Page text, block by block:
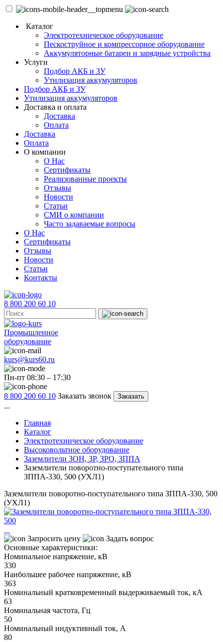
Каталог
Электротехническое оборудование
Пескоструйное и компрессорное оборудование
Аккумуляторные батареи и зарядные устройства
Услуги
Подбор АКБ и ЗУ
Утилизация аккумуляторов
Подбор АКБ и ЗУ
Утилизация аккумуляторов
Доставка и оплата
Доставка
Оплата
Доставка
Оплата
О компании
О Нас
Сертификаты
Реализованные проекты
Отзывы
Новости
Статьи
СМИ о компании
Часто задаваемые вопросы
О Нас
Сертификаты
Отзывы
Новости
Статьи
Контакты
8 800 200 60 10
Промышленное
оборудование
kurs@kurs60.ru
Пн-пт 08:30 – 17:30
8 800 200 60 10 Заказать звонок Заказать
...
Главная
Каталог
Электротехническое оборудование
Высоковольтное оборудование
Заземлители ЗОН, ЗР, ЗРО, ЗППА
Заземлители поворотно-поступательного типа
ЗППА-330, 500 (УХЛ1)
Заземлители поворотно-поступательного типа ЗППА-330, 500
(УХЛ1)
Запросить цену
Задать вопрос
Основные характеристики:
Номинальное напряжение, кВ
330
Наибольшее рабочее напряжение, кВ
363
Номинальный кратковременный выдерживаемый ток, кА
63
Номинальная частота, Гц
50
Номинальный индуктивный ток, А
80